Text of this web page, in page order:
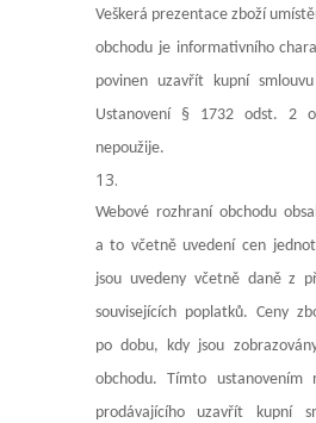
Veškerá prezentace zboží
obchodu je informativního
povinen uzavřít kupní
Ustanovení § 1732 odst. 2
nepoužije.
Webové rozhraní obchodu
a to včetně uvedení cen
jsou uvedeny včetně daně z
souvisejících poplatků. Ceny
po dobu, kdy jsou
obchodu. Tímto ustanovením
prodávajícího uzavřít kupní